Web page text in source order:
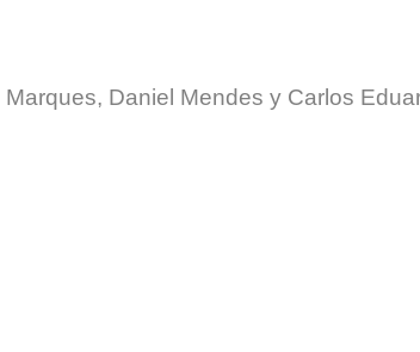
Daniel Mendes y Carlos